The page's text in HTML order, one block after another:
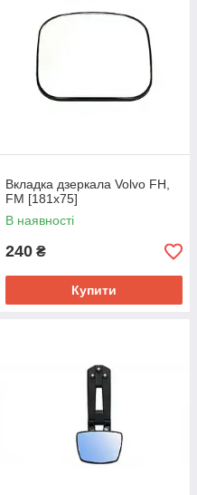
Вкладка дзеркала Volvo FH,
FM [181x75]
В наявності
240 ₴
Купити